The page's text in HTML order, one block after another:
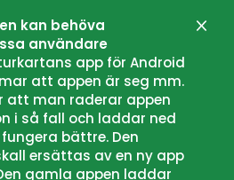
kan behöva
användare
app för Android
att appen är seg mm.
att man raderar appen
i så fall och laddar ned
bättre. Den
ersättas av en ny app
gamla appen laddar